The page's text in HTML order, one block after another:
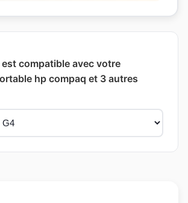
compatible avec votre
hp compaq et 3 autres